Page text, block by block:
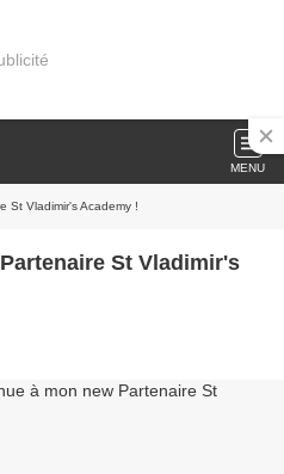
MENU
St Vladimir's Academy !
St Vladimir's